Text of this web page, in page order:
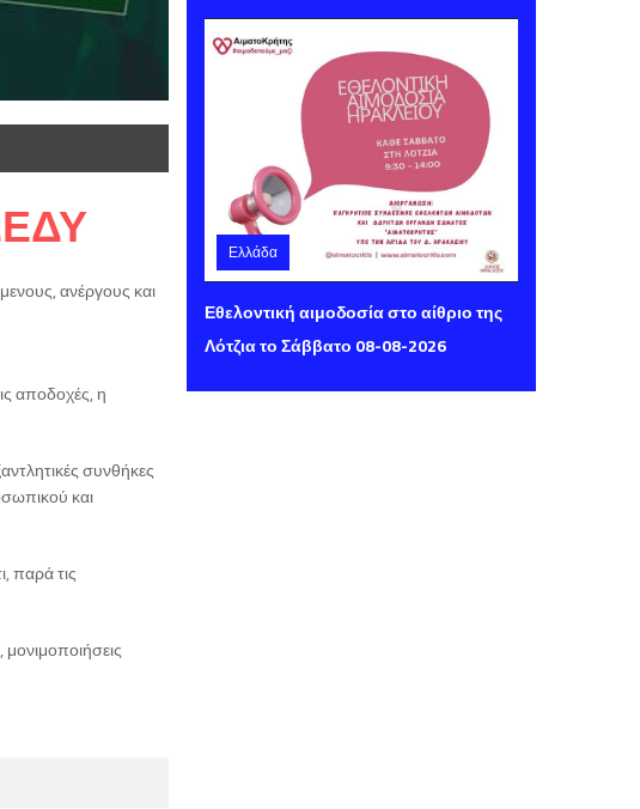
ανέργους και
αποδοχές, η
συνθήκες
και
παρά τις
Ελλάδα
Παρασκευή 07 Αυγούστου 2026 14:16
Εθελοντική αιμοδοσία στο αίθριο της
Λότζια το Σάββατο 08-08-2026